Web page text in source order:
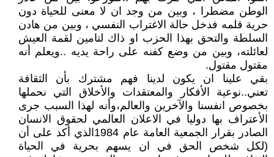
الوطن مضطرا ، وبين من وجد ان لا معنى للحياة دون
حرية قلمه فدخل حالة الاغتراب النفسي ، وبين من هادن
السلطة والتحق بهذا الحزب او ذاك لتامين لقمة العيش
لعائلته، وبين من وضع كفنه على راحة يديه ..ويعلم أنه
مقتول مقتول.
بقي علينا ان يكون لدينا فهم مشترك بأن الثقافة
تعني..نوعية الأفكار والمعتقدات والأخلاق التي نحملها
بخصوص انفسنا والآخرين والعالم،وأنه لهذا السبب جرى
الأعتراف بها دوليا في الاعلان العالمي لحقوق الانسان
الصادر بقرار الجمعية العامة عام 1984الذي أكد على أن
(لكل شخص الحق في ان يسهم بحرية في الحياة